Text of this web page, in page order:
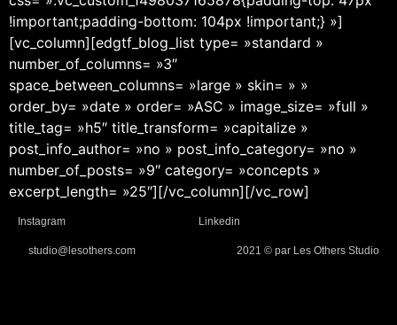
!important;padding-bottom: 104px !important;} »]
[vc_column][edgtf_blog_list type= »standard »
number_of_columns= »3″
space_between_columns= »large » skin= » »
order_by= »date » order= »ASC » image_size= »full »
title_tag= »h5″ title_transform= »capitalize »
post_info_author= »no » post_info_category= »no »
number_of_posts= »9″ category= »concepts »
excerpt_length= »25″][/vc_column][/vc_row]
Instagram Linkedin
studio@lesothers.com 2021 © par Les Others Studio